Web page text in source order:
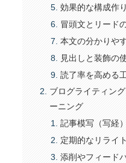
効果的な構成作り
冒頭文とリード
本文の分かりや
見出しと装飾の
読了率を高める
ブログライティン
ーニング
記事模写（写経）
定期的なリライト
添削やフィード